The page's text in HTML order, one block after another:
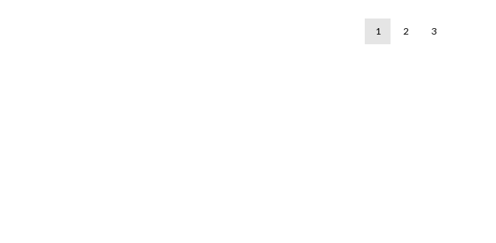
1 2 3